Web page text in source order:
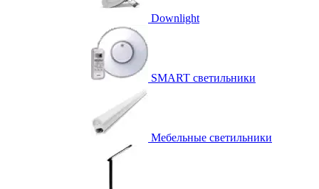
Downlight
SMART светильники
Мебельные светильники